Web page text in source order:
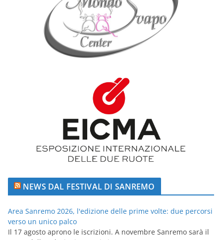
NEWS DAL FESTIVAL DI SANREMO
Area Sanremo 2026, l'edizione delle prime volte: due percorsi
verso un unico palco
Il 17 agosto aprono le iscrizioni. A novembre Sanremo sarà il